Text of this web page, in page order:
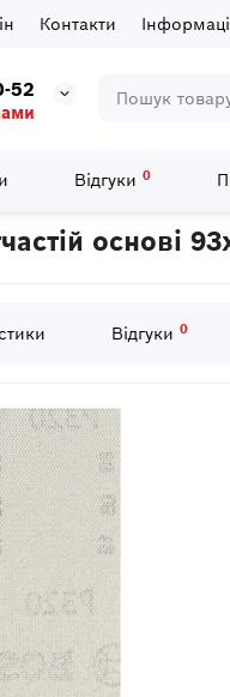
Контакти
52
Відгуки 0
Шліфлисти 10
основі
Відгуки 0